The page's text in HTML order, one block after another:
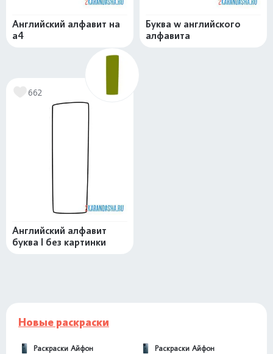
Английский алфавит на
а4
Буква w английского
алфавита
662
Английский алфавит
буква I без картинки
Новые раскраски
Раскраски Айфон Раскраски Айфон